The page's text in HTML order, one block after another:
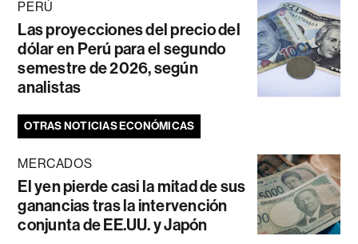
PERÚ
Las proyecciones del precio del
dólar en Perú para el segundo
semestre de 2026, según
analistas
OTRAS NOTICIAS ECONÓMICAS
MERCADOS
El yen pierde casi la mitad de sus
ganancias tras la intervención
conjunta de EE.UU. y Japón